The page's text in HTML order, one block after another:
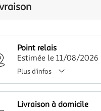
Point relais
Estimée le 11/08/2026
Plus d'infos
Livraison à domicile